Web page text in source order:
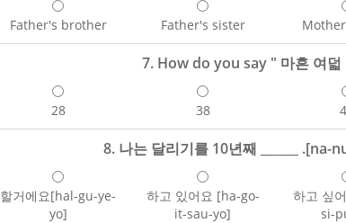
Father's brother Father's sister
7. How do you say " 마흔 여
28 38
8. 나는 달리기를 10년째 ______ .[na-
할거에요[hal-gu-ye-
yo]
하고 있어요 [ha-go-
it-sau-yo]
하고 싶
si-